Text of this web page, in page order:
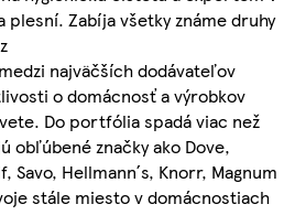
Zabíja všetky známe druhy
najväčších dodávateľov
o domácnosť a výrobkov
Do portfólia spadá viac než
obľúbené značky ako Dove,
Savo, Hellmann´s, Knorr, Magnum
stále miesto v domácnostiach